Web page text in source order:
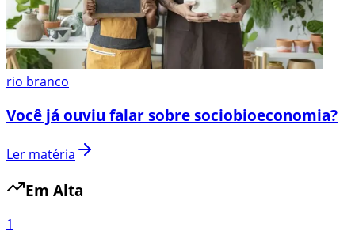
rio branco
Você já ouviu falar sobre sociobioeconomia?
Ler matéria
Em Alta
1